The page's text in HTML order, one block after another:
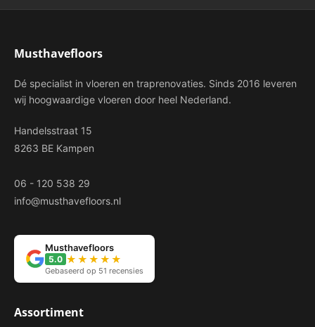
Musthavefloors
Dé specialist in vloeren en traprenovaties. Sinds 2016 leveren
wij hoogwaardige vloeren door heel Nederland.
Handelsstraat 15
8263 BE Kampen
06 - 120 538 29
info@musthavefloors.nl
Musthavefloors
5.0 ★★★★★
Gebaseerd op 51 recensies
Assortiment